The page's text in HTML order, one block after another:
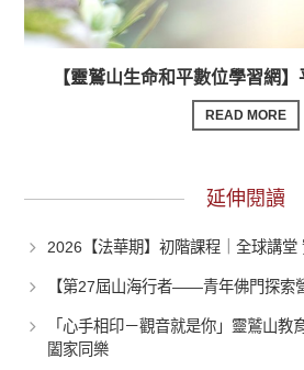
【靈鷲山生命和平數位學習網
READ MORE
延伸閱讀
2026【法華期】初階課程｜全球講堂
【第27屆山海行者——青年佛門探索
「心手相印－觀音就是你」靈鷲山教
闔家同樂